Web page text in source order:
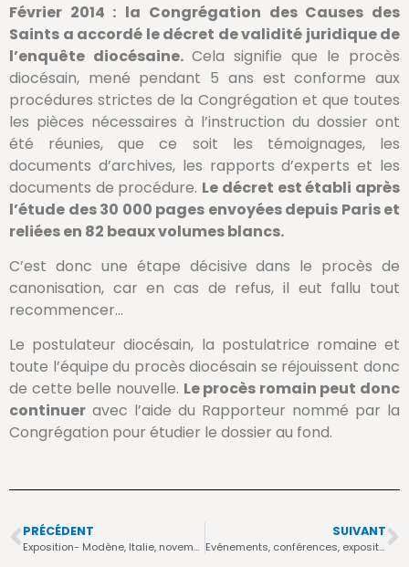
Février 2014 : la Congrégation des Causes des
Saints a accordé le décret de validité juridique de
l’enquête diocésaine. Cela signifie que le procès
diocésain, mené pendant 5 ans est conforme aux
procédures strictes de la Congrégation et que toutes
les pièces nécessaires à l’instruction du dossier ont
été réunies, que ce soit les témoignages, les
documents d’archives, les rapports d’experts et les
documents de procédure. Le décret est établi après
l’étude des 30 000 pages envoyées depuis Paris et
reliées en 82 beaux volumes blancs.
C’est donc une étape décisive dans le procès de
canonisation, car en cas de refus, il eut fallu tout
recommencer…
Le postulateur diocésain, la postulatrice romaine et
toute l’équipe du procès diocésain se réjouissent donc
de cette belle nouvelle. Le procès romain peut donc
continuer avec l’aide du Rapporteur nommé par la
Congrégation pour étudier le dossier au fond.
PRÉCÉDENT
Exposition- Modène, Italie, novembre 2013
SUIVANT
Evénements, conférences, expositions en France